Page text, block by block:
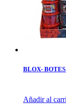
BLOX-
Añadir al